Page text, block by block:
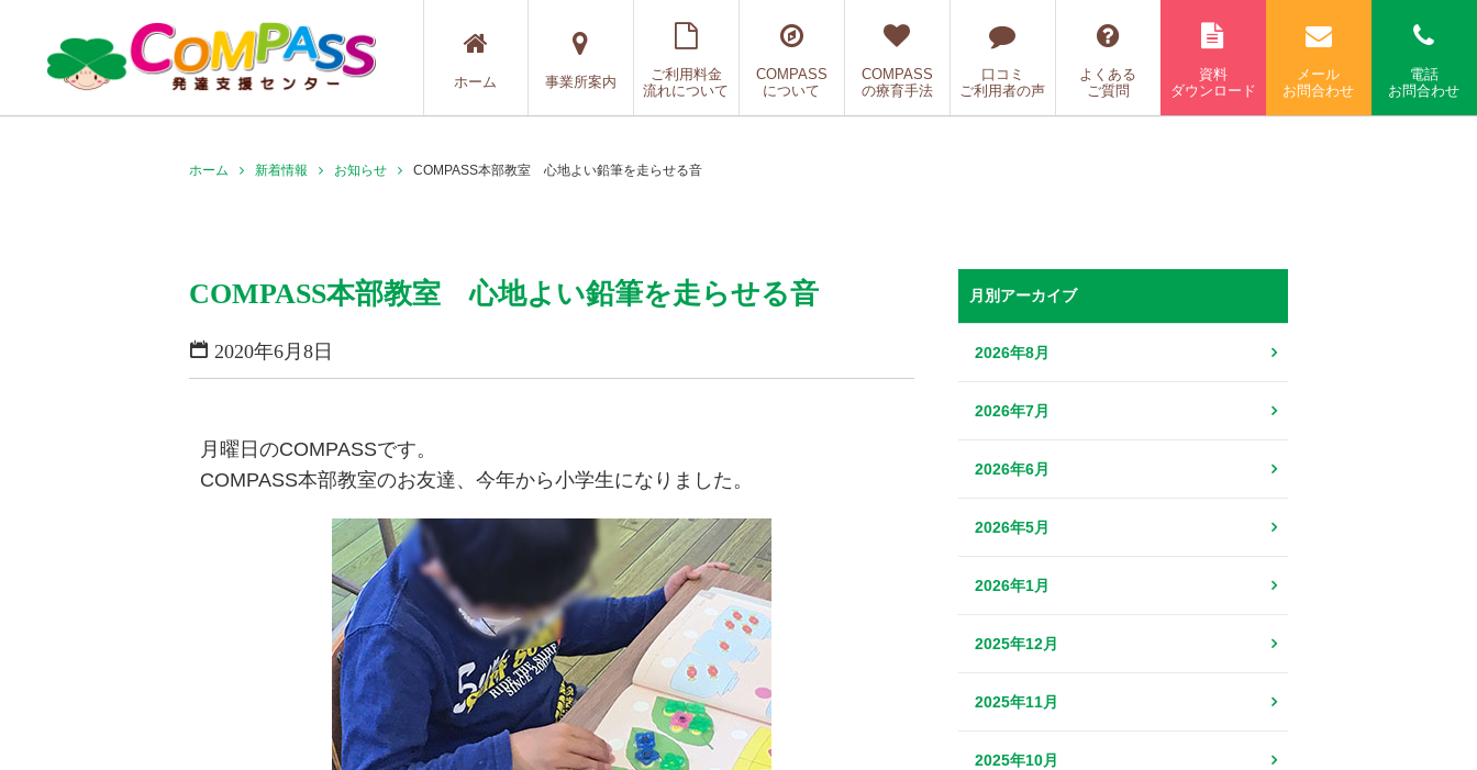
ホーム 事業所案内
ご利用料金
流れについて
COMPASS
について
COMPASS
の療育手法
口コミ
ご利用者の声
よくある
ご質問
資料
ダウンロード
メール
お問合わせ
電話
お問合わせ
ホーム 新着情報 お知らせ COMPASS本部教室 心地よい鉛筆を走らせる音
COMPASS本部教室 心地よい鉛筆を走らせる音
2020年6月8日
月曜日のCOMPASSです。
COMPASS本部教室のお友達、今年から小学生になりました。
月別アーカイブ
2026年8月
2026年7月
2026年6月
2026年5月
2026年1月
2025年12月
2025年11月
2025年10月